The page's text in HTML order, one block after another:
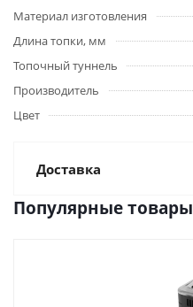
Материал изготовления
Длина топки, мм
Топочный туннель
Производитель
Цвет
Доставка
Популярные товары